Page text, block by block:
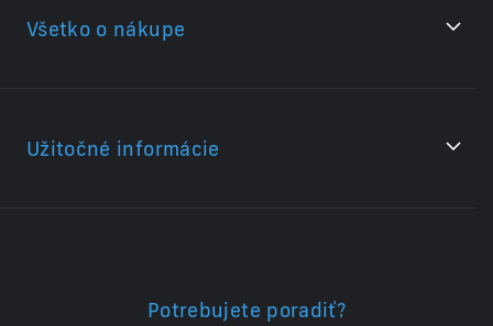
Všetko o nákupe
Užitočné informácie
Potrebujete poradiť?